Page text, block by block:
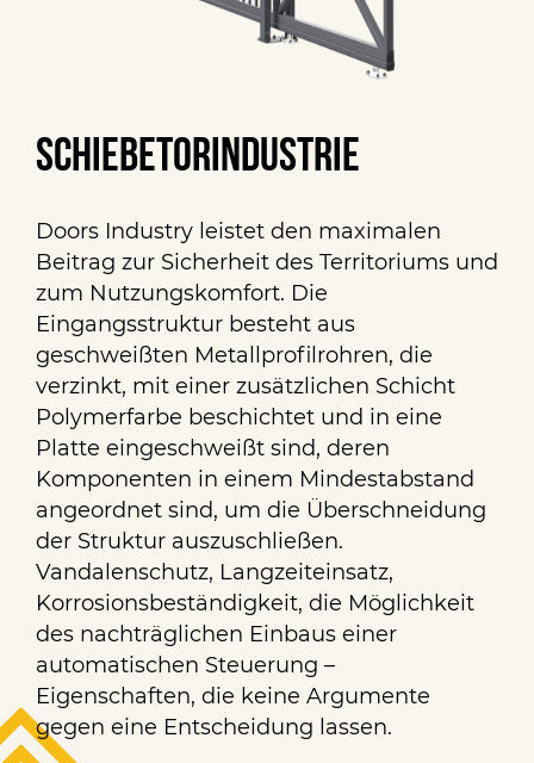
Schiebetorindustrie
Doors Industry leistet den maximalen
Beitrag zur Sicherheit des Territoriums und
zum Nutzungskomfort. Die
Eingangsstruktur besteht aus
geschweißten Metallprofilrohren, die
verzinkt, mit einer zusätzlichen Schicht
Polymerfarbe beschichtet und in eine
Platte eingeschweißt sind, deren
Komponenten in einem Mindestabstand
angeordnet sind, um die Überschneidung
der Struktur auszuschließen.
Vandalenschutz, Langzeiteinsatz,
Korrosionsbeständigkeit, die Möglichkeit
des nachträglichen Einbaus einer
automatischen Steuerung –
Eigenschaften, die keine Argumente
gegen eine Entscheidung lassen.